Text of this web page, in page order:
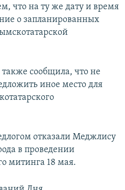
что на ту же дату и время
о запланированных
сообщила, что не
иное место для
отказали Меджлису
в проведении
митинга 18 мая.